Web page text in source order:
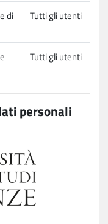
di
Tutti gli utenti
Tutti gli utenti
personali